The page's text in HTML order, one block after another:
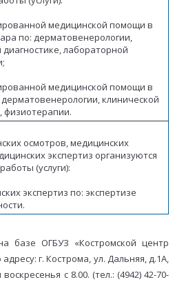
медицинской помощи в
по: дерматовенерологии,
лабораторной
медицинской помощи в
клинической
физиотерапии.
осмотров, медицинских
экспертиз организуются
(услуги):
экспертиз по: экспертизе
базе ОГБУЗ «Костромской центр
г. Кострома, ул. Дальняя, д.1А,
с 8.00. (тел.: (4942) 42-70-